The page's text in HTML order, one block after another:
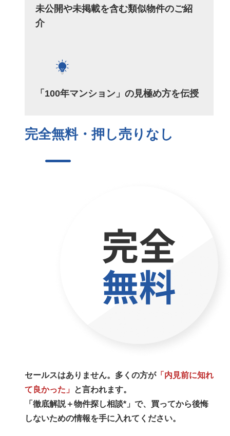
未公開や未掲載を含む類似物件のご紹
介
「100年マンション」の見極め方を伝授
完全無料・押し売りなし
セールスはありません。多くの方が「内見前に知れ
て良かった」 と言われます。
「徹底解説＋物件探し相談*」で、買ってから後悔
しないための情報を手に入れてください。